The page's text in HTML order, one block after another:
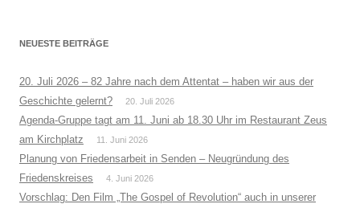
NEUESTE BEITRÄGE
20. Juli 2026 – 82 Jahre nach dem Attentat – haben wir aus der
Geschichte gelernt?
20. Juli 2026
Agenda-Gruppe tagt am 11. Juni ab 18.30 Uhr im Restaurant Zeus
am Kirchplatz
11. Juni 2026
Planung von Friedensarbeit in Senden – Neugründung des
Friedenskreises
4. Juni 2026
Vorschlag: Den Film „The Gospel of Revolution“ auch in unserer